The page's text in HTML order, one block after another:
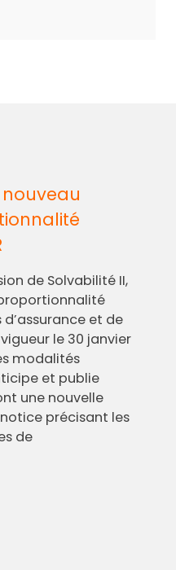
nouveau
de Solvabilité II,
et de
le 30 janvier
modalités
et publie
une nouvelle
précisant les
de